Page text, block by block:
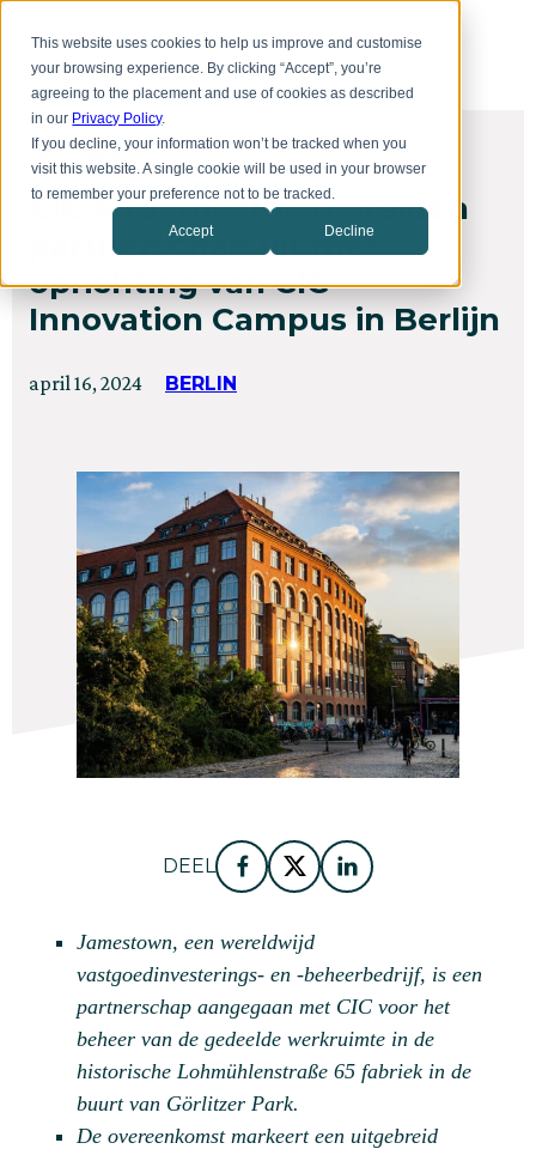
This website uses cookies to help us improve and customise
your browsing experience. By clicking “Accept”, you’re
agreeing to the placement and use of cookies as described
in our Privacy Policy.
If you decline, your information won’t be tracked when you
visit this website. A single cookie will be used in your browser
to remember your preference not to be tracked.
Accept Decline
naar
hoofdinhoud
HET NIEUWS
CIC en Jamestown breiden
partnerschap uit met
oprichting van CIC
Innovation Campus in Berlijn
Geplaatst
april 16, 2024 Bijgewerkt
30,
2025
BERLIN
DEEL FacebookTwitterLinkedIn
Jamestown, een wereldwijd
vastgoedinvesterings- en -beheerbedrijf, is een
partnerschap aangegaan met CIC voor het
beheer van de gedeelde werkruimte in de
historische Lohmühlenstraße 65 fabriek in de
buurt van Görlitzer Park.
De overeenkomst markeert een uitgebreid